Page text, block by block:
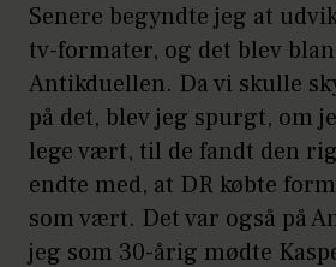
Senere begyndte jeg at
tv-formater, og det blev
Antikduellen. Da vi skulle
på det, blev jeg spurgt, om
lege vært, til de fandt den
endte med, at DR købte
som vært. Det var også på
jeg som 30-årig mødte